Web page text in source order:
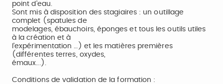
point d’eau.
Sont mis à disposition des stagiaires : un outillage
complet (spatules de
modelages, ébauchoirs, éponges et tous les outils utiles
à la création et à
l’expérimentation …) et les matières premières
(différentes terres, oxydes,
émaux...).
Conditions de validation de la formation :